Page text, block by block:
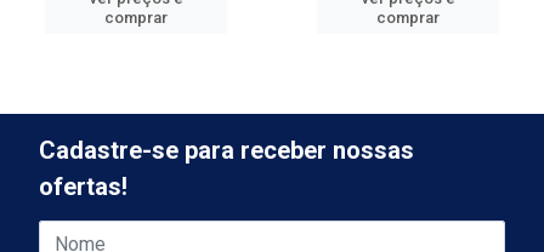
comprar
comprar
Cadastre-se para receber nossas
ofertas!